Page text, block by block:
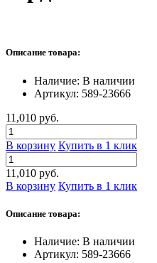
Описание товара:
Наличие: В наличии
Артикул: 589-23666
11,010 руб.
В корзину Купить в 1 клик
11,010 руб.
В корзину Купить в 1 клик
Описание товара:
Наличие: В наличии
Артикул: 589-23666